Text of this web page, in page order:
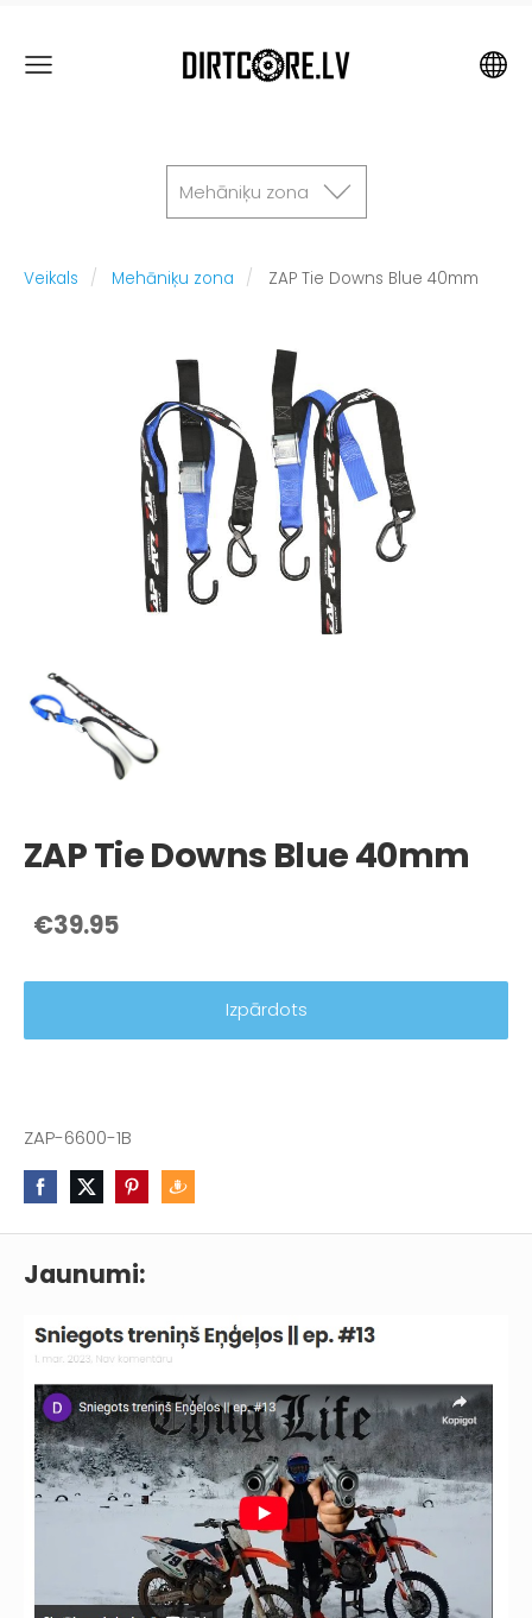
Mehāniķu zona
Jaunumi:
Veikals Mehāniķu zona ZAP Tie Downs Blue 40mm
ZAP Tie Downs Blue 40mm
€39.95
Izpārdots
ZAP-6600-1B